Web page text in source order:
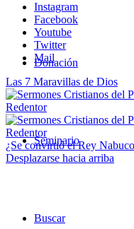
Donación
Seminario
Buscar
Instagram
Facebook
Youtube
Twitter
Mail
Las 7 Maravillas de Dios
¿Se convirtió el Rey
Desplazarse hacia arriba